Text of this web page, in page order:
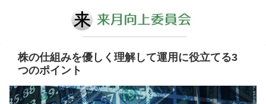
株の仕組みを優しく理解して運用に役立てる3
つのポイント